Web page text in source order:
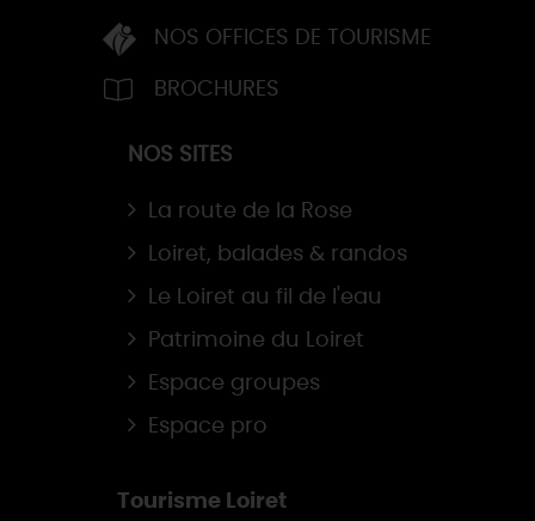
NOS OFFICES DE TOURISME
BROCHURES
NOS SITES
La route de la Rose
Loiret, balades & randos
Le Loiret au fil de l'eau
Patrimoine du Loiret
Espace groupes
Espace pro
Tourisme Loiret